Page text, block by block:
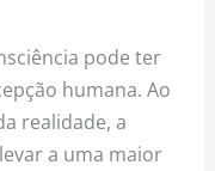
pode ter
humana. Ao
realidade, a
a uma maior